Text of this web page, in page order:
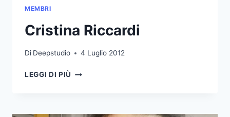
MEMBRI
Cristina Riccardi
Di Deepstudio 4 Luglio 2012
LEGGI DI PIÙ CRISTINA